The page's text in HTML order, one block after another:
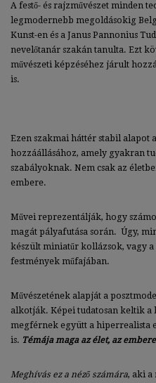
A festő- és rajzművészet minden
legmodernebb megoldásokig
Kunst-en és a Janus Pannonius
nevelőtanár szakán tanulta. Ezt
művészeti képzéséhez járult
is.
Ezen szakmai háttér stabil alapot
hozzáállásához, amely gyakran
szabályoknak. Nem csak az
embere.
Művei reprezentálják, hogy
magát pályafutása során. Úgy,
készült miniatűr kollázsok, vagy
festmények műfajában.
Művészetének alapját a
alkotják. Képei tudatosan keltik a
megférnek együtt a hiperrealista
is. Témája maga az élet, az
Meghívás ez a néző számára, aki a